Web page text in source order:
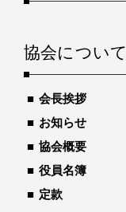
協会について
会長挨拶
お知らせ
協会概要
役員名簿
定款